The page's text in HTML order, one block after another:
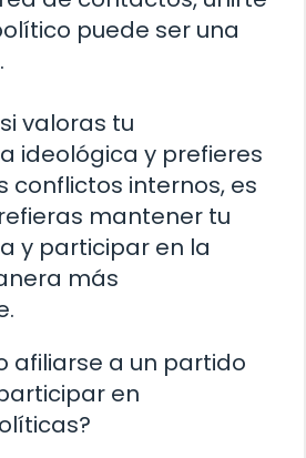
puede ser una
valoras tu
ideológica y prefieres
conflictos internos, es
mantener tu
y participar en la
más
afiliarse a un partido
en